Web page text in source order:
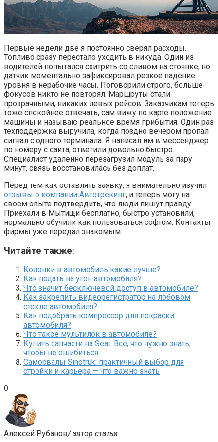
Первые недели две я постоянно сверял расходы.
Топливо сразу перестало уходить в никуда. Один из
водителей попытался схитрить со сливом на стоянке, но
датчик моментально зафиксировал резкое падение
уровня в нерабочие часы. Поговорили строго, больше
фокусов никто не повторял. Маршруты стали
прозрачными, никаких левых рейсов. Заказчикам теперь
тоже спокойнее отвечать, сам вижу по карте положение
машины и называю реальное время прибытия. Один раз
техподдержка выручила, когда поздно вечером пропал
сигнал с одного терминала. Я написал им в мессенджер
по номеру с сайта, ответили довольно быстро.
Специалист удаленно перезагрузил модуль за пару
минут, связь восстановилась без доплат.
Перед тем как оставлять заявку, я внимательно изучил
отзывы о компании Автотрекинг, и теперь могу на
своем опыте подтвердить, что люди пишут правду.
Приехали в Мытищи бесплатно, быстро установили,
нормально обучили как пользоваться софтом. Контакты
фирмы уже передал знакомым.
Читайте также:
Колонки в автомобиль какие лучше?
Как подать на угон автомобиля?
Что значит бесключевой доступ в автомобиле?
Как закрепить видеорегистратор на лобовом
стекле автомобиля?
Как подобрать компрессор для покраски
автомобиля?
Что такое мультилок в автомобиле?
Купить запчасти на Seat: Всё, что нужно знать,
чтобы не ошибиться
Самосвалы Sinotruk: практичный выбор для
стройки и карьера — что важно знать
0
Алексей Рубанов/ автор статьи